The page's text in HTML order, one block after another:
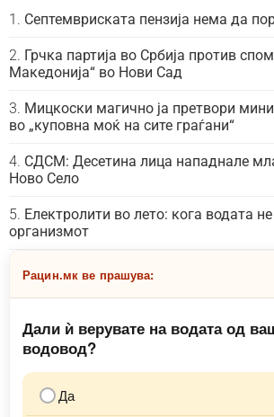
Септемвриската пензија нема да
Грчка партија во Србија против
Македонија“ во Нови Сад
Мицкоски магично ја претвори
во „куповна моќ на сите граѓани“
СДСМ: Десетина лица нападнале
Ново Село
Електролити во лето: кога водата
организмот
Рацин.мк ве прашува:
Дали ѝ верувате на водата од
водовод?
Да